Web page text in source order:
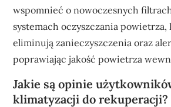
wspomnieć o nowoczesnych
systemach oczyszczania
eliminują zanieczyszczenia oraz
poprawiając jakość powietrza
Jakie są opinie
klimatyzacji do rekuperacji?